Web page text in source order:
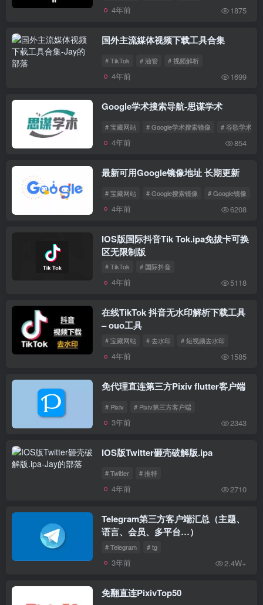
4年前 1875
国外主流媒体视频下载工具合集
# TikTok # 油管 # 视频解析
4年前 1699
Google学术搜索导航-思谋学术
# 宝藏网站 # Google学术搜索镜像 # 谷歌学术镜
4年前 854
最新可用Google镜像地址 长期更新
# 宝藏网站 # Google搜索镜像 # Google镜像
4年前 6208
IOS版国际抖音Tik Tok.ipa免拔卡可换
区无限制版
# TikTok # 国际抖音
4年前 5118
在线TikTok 抖音无水印解析下载工具
– ouo工具
# 宝藏网站 # 去水印 # 短视频去水印
4年前 1585
免代理直连第三方Pixiv flutter客户端
# Pixiv # Pixiv第三方客户端
3年前 2343
IOS版Twitter砸壳破解版.ipa
# Twitter # 推特
4年前 2710
Telegram第三方客户端汇总（主题、
语言、会员、多平台…）
# Telegram # tg
3年前 2.4W+
免翻直连PixivTop50